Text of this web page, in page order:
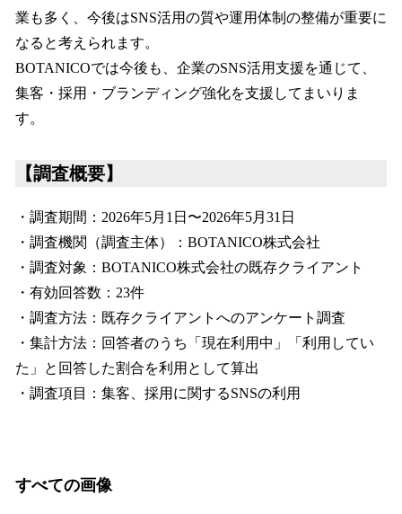
業も多く、今後はSNS活用の質や運用体制の整備が重要に
なると考えられます。
BOTANICOでは今後も、企業のSNS活用支援を通じて、
集客・採用・ブランディング強化を支援してまいりま
す。
【調査概要】
・調査期間：2026年5月1日〜2026年5月31日
・調査機関（調査主体）：BOTANICO株式会社
・調査対象：BOTANICO株式会社の既存クライアント
・有効回答数：23件
・調査方法：既存クライアントへのアンケート調査
・集計方法：回答者のうち「現在利用中」「利用してい
た」と回答した割合を利用として算出
・調査項目：集客、採用に関するSNSの利用
すべての画像